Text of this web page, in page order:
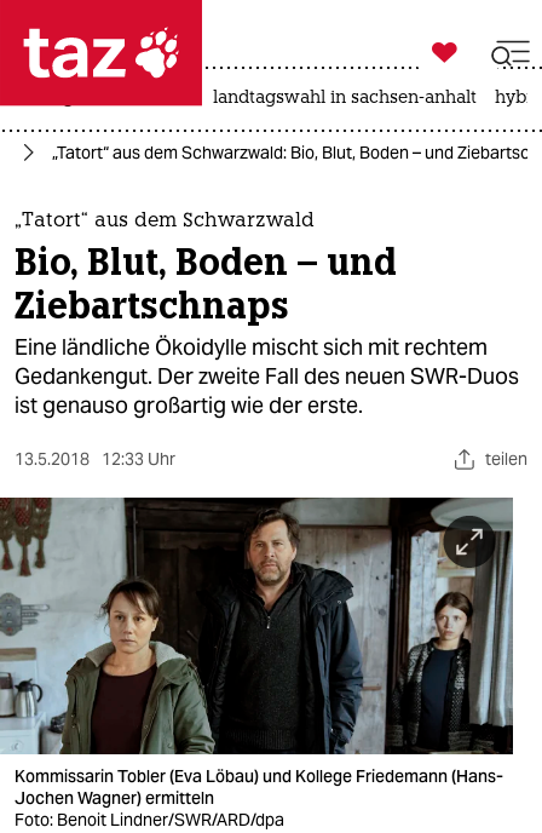
 taz zahl ich
taz zahl ich
themen
politik
öko
gesellschaft
sport
berlin
nord
wahrheit
verlag
verlag
veranstaltungen

taz zahl ich
landtagswahl in sachsen-anhalt
„Tatort“ aus dem Schwarzwald: Bio, Blut, Boden – und
„Tatort“ aus dem Schwarzwald
Bio, Blut, Boden – und
Ziebartschnaps
Eine ländliche Ökoidylle mischt sich mit rechtem
Gedankengut. Der zweite Fall des neuen SWR-Duos
ist genauso großartig wie der erste.
13.5.2018 12:33 Uhr teilen
Kommissarin Tobler (Eva Löbau) und Kollege Friedemann (Hans-
Jochen Wagner) ermitteln
Foto: Benoit Lindner/SWR/ARD/dpa